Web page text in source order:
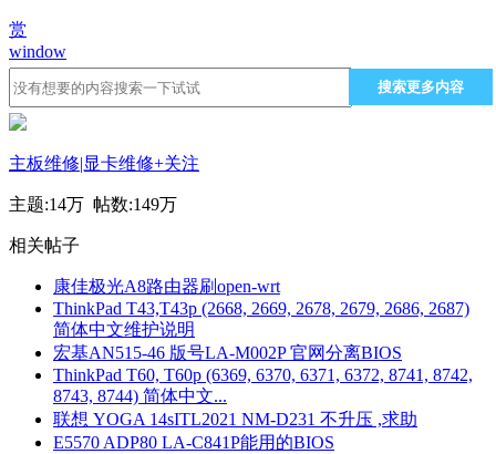
赏
window
搜索更多内容
主板维修|显卡维修+关注
主题:14万 帖数:149万
相关帖子
康佳极光A8路由器刷open-wrt
ThinkPad T43,T43p (2668, 2669, 2678, 2679, 2686, 2687)
简体中文维护说明
宏基AN515-46 版号LA-M002P 官网分离BIOS
ThinkPad T60, T60p (6369, 6370, 6371, 6372, 8741, 8742,
8743, 8744) 简体中文...
联想 YOGA 14sITL2021 NM-D231 不升压 ,求助
E5570 ADP80 LA-C841P能用的BIOS